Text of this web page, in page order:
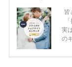
皆
実
の
た